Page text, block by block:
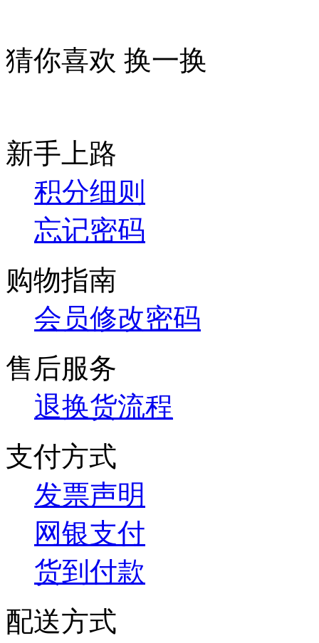
猜你喜欢 换一换
新手上路
积分细则
忘记密码
购物指南
会员修改密码
售后服务
退换货流程
支付方式
发票声明
网银支付
货到付款
配送方式